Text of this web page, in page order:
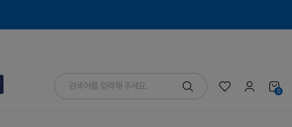
0